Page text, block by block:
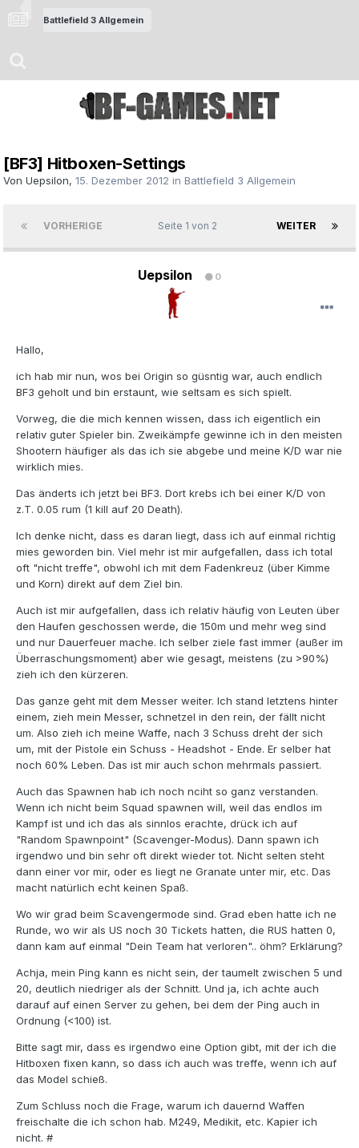
Battlefield 3 Allgemein
[BF3] Hitboxen-Settings
Von Uepsilon, 15. Dezember 2012 in Battlefield 3 Allgemein
VORHERIGE WEITER
Seite 1 von 2
Uepsilon 0
Hallo,
ich hab mir nun, wos bei Origin so güsntig war, auch endlich
BF3 geholt und bin erstaunt, wie seltsam es sich spielt.
Vorweg, die die mich kennen wissen, dass ich eigentlich ein
relativ guter Spieler bin. Zweikämpfe gewinne ich in den meisten
Shootern häufiger als das ich sie abgebe und meine K/D war nie
wirklich mies.
Das änderts ich jetzt bei BF3. Dort krebs ich bei einer K/D von
z.T. 0.05 rum (1 kill auf 20 Death).
Ich denke nicht, dass es daran liegt, dass ich auf einmal richtig
mies geworden bin. Viel mehr ist mir aufgefallen, dass ich total
oft "nicht treffe", obwohl ich mit dem Fadenkreuz (über Kimme
und Korn) direkt auf dem Ziel bin.
Auch ist mir aufgefallen, dass ich relativ häufig von Leuten über
den Haufen geschossen werde, die 150m und mehr weg sind
und nur Dauerfeuer mache. Ich selber ziele fast immer (außer im
Überraschungsmoment) aber wie gesagt, meistens (zu >90%)
zieh ich den kürzeren.
Das ganze geht mit dem Messer weiter. Ich stand letztens hinter
einem, zieh mein Messer, schnetzel in den rein, der fällt nicht
um. Also zieh ich meine Waffe, nach 3 Schuss dreht der sich
um, mit der Pistole ein Schuss - Headshot - Ende. Er selber hat
noch 60% Leben. Das ist mir auch schon mehrmals passiert.
Auch das Spawnen hab ich noch nciht so ganz verstanden.
Wenn ich nicht beim Squad spawnen will, weil das endlos im
Kampf ist und ich das als sinnlos erachte, drück ich auf
"Random Spawnpoint" (Scavenger-Modus). Dann spawn ich
irgendwo und bin sehr oft direkt wieder tot. Nicht selten steht
dann einer vor mir, oder es liegt ne Granate unter mir, etc. Das
macht natürlich echt keinen Spaß.
Wo wir grad beim Scavengermode sind. Grad eben hatte ich ne
Runde, wo wir als US noch 30 Tickets hatten, die RUS hatten 0,
dann kam auf einmal "Dein Team hat verloren".. öhm? Erklärung?
Achja, mein Ping kann es nicht sein, der taumelt zwischen 5 und
20, deutlich niedriger als der Schnitt. Und ja, ich achte auch
darauf auf einen Server zu gehen, bei dem der Ping auch in
Ordnung (<100) ist.
Bitte sagt mir, dass es irgendwo eine Option gibt, mit der ich die
Hitboxen fixen kann, so dass ich auch was treffe, wenn ich auf
das Model schieß.
Zum Schluss noch die Frage, warum ich dauernd Waffen
freischalte die ich schon hab. M249, Medikit, etc. Kapier ich
nicht. #